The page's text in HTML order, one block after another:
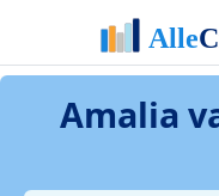
Amalia